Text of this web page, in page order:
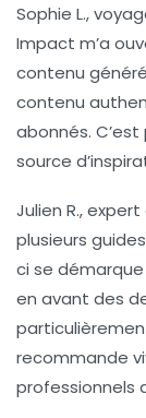
Sophie L.,
Impact m’a
contenu
contenu
abonnés. C’est
source
Julien R., expert
plusieurs
ci se
en avant des
recommande
professionnels